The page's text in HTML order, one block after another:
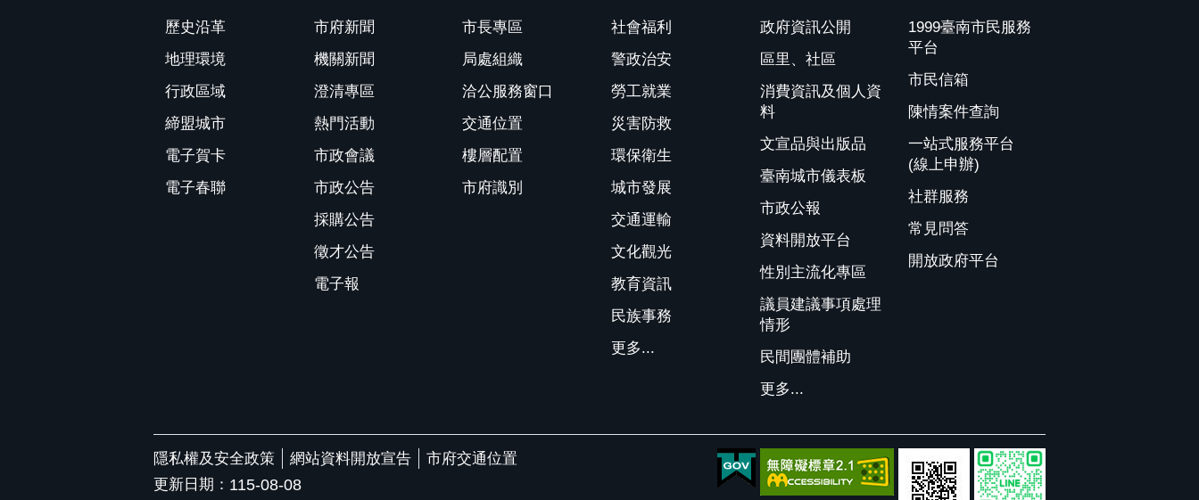
歷史沿革
地理環境
行政區域
締盟城市
電子賀卡
電子春聯
市府新聞
機關新聞
澄清專區
熱門活動
市政會議
市政公告
採購公告
徵才公告
電子報
市長專區
局處組織
洽公服務窗口
交通位置
樓層配置
市府識別
社會福利
警政治安
勞工就業
災害防救
環保衛生
城市發展
交通運輸
文化觀光
教育資訊
民族事務
更多...
政府資訊公開
區里、社區
消費資訊及個人資
料
文宣品與出版品
臺南城市儀表板
市政公報
資料開放平台
性別主流化專區
議員建議事項處理
情形
民間團體補助
更多...
1999臺南市民服務
平台
市民信箱
陳情案件查詢
一站式服務平台
(線上申辦)
社群服務
常見問答
開放政府平台
隱私權及安全政策 網站資料開放宣告
市府交通位置
更新日期： 115-08-08